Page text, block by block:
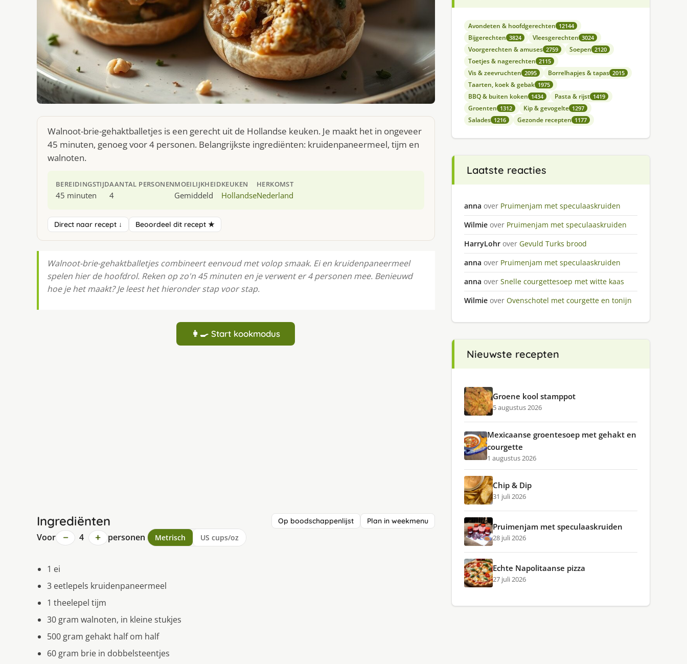
Walnoot-brie-gehaktballetjes is een gerecht uit de Hollandse keuken. Je maakt het in ongeveer
45 minuten, genoeg voor 4 personen. Belangrijkste ingrediënten: kruidenpaneermeel, tijm en
walnoten.
BEREIDINGSTIJD
45 minuten
AANTAL PERSONEN
4
MOEILIJKHEID
Gemiddeld
KEUKEN
Hollandse
HERKOMST
Nederland
Direct naar recept ↓ Beoordeel dit recept ★
Walnoot-brie-gehaktballetjes combineert eenvoud met volop smaak. Ei en kruidenpaneermeel
spelen hier de hoofdrol. Reken op zo'n 45 minuten en je verwent er 4 personen mee. Benieuwd
hoe je het maakt? Je leest het hieronder stap voor stap.
👩‍🍳 Start kookmodus
Ingrediënten Op boodschappenlijst Plan in weekmenu
Voor − 4 + personen Metrisch US cups/oz
1 ei
3 eetlepels kruidenpaneermeel
1 theelepel tijm
30 gram walnoten, in kleine stukjes
500 gram gehakt half om half
60 gram brie in dobbelsteentjes
Avondeten & hoofdgerechten 12144
Bijgerechten 3824 Vleesgerechten 3024
Voorgerechten & amuses 2759 Soepen 2120
Toetjes & nagerechten 2115
Vis & zeevruchten 2095 Borrelhapjes & tapas 2015
Taarten, koek & gebak 1975
BBQ & buiten koken 1434 Pasta & rijst 1419
Groenten 1312 Kip & gevogelte 1297
Salades 1216 Gezonde recepten 1177
Laatste reacties
anna over Pruimenjam met speculaaskruiden
Wilmie over Pruimenjam met speculaaskruiden
HarryLohr over Gevuld Turks brood
anna over Pruimenjam met speculaaskruiden
anna over Snelle courgettesoep met witte kaas
Wilmie over Ovenschotel met courgette en tonijn
Nieuwste recepten
Groene kool stamppot
5 augustus 2026
Mexicaanse groentesoep met gehakt en
courgette
1 augustus 2026
Chip & Dip
31 juli 2026
Pruimenjam met speculaaskruiden
28 juli 2026
Echte Napolitaanse pizza
27 juli 2026